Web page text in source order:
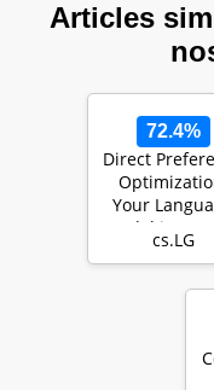
Articles
72.4%
Direct
Your
Model is
a Reward
cs.LG